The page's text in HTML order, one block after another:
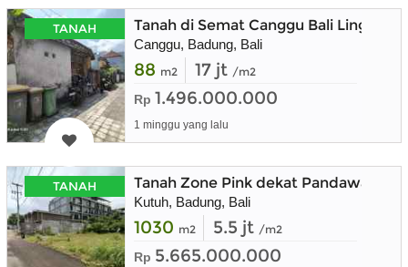
TANAH Tanah di Semat Canggu Bali
Canggu, Badung, Bali
88 m2 17 jt /m2
Rp 1.496.000.000
1 minggu yang lalu
TANAH Tanah Zone Pink dekat Pandawa Golf
Kutuh, Badung, Bali
1030 m2 5.5 jt /m2
Rp 5.665.000.000